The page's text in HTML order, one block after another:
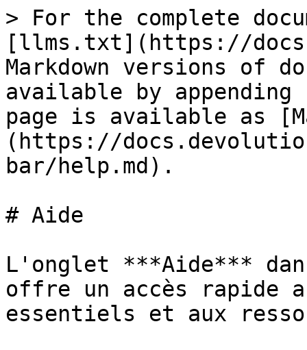
> For the complete
[llms.txt](https://
Markdown versions of
available by
page is available as
(https://
bar/help.md).
# Aide
L'onglet ***Aide*** dans
offre un accès rapide
essentiels et aux